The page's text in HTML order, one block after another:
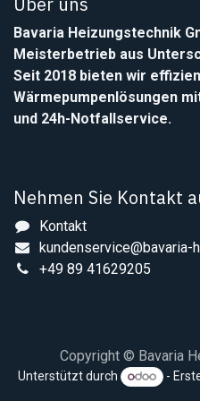
Bavaria Heizungstechnik
Meisterbetrieb aus
Seit 2018 bieten wir
Wärmepumpenlösungen
und 24h-Notfallservice.
Nehmen Sie Kontakt
Kontakt
kundenservice@bavaria-
+49 89 41629205
Copyright © Bavaria
Unterstützt durch -